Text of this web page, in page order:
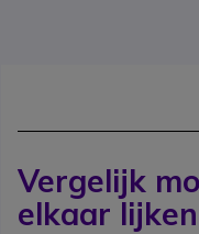
Vergelijk
elkaar lijken